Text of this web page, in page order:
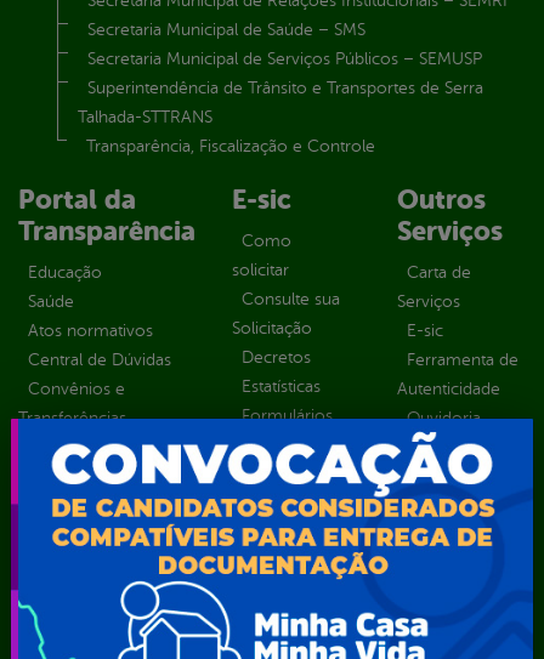
Secretaria Municipal de Saúde – SMS
Secretaria Municipal de Serviços Públicos – SEMUSP
Superintendência de Trânsito e Transportes de Serra
Talhada-STTRANS
Transparência, Fiscalização e Controle
Portal da
Transparência
Educação
Saúde
Atos normativos
Central de Dúvidas
Convênios e
Transferências
Despesas
Diárias
Emendas
parlamentares
Organizacional
Inicio
LGPD e Governo
E-sic
Como
solicitar
Consulte sua
Solicitação
Decretos
Estatísticas
Formulários
Prazos e
autoridades
Sic Físico
Solicitar
Recurso
pedido
Outros
Serviços
Carta de
Serviços
E-sic
Ferramenta de
Autenticidade
Ouvidoria
Portal Aldir
Blanc
Portal da
Transparência